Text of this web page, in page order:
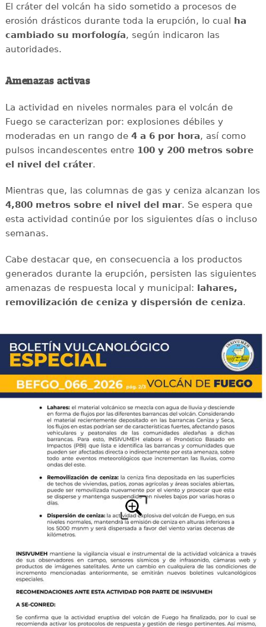
El cráter del volcán ha sido sometido a procesos de
erosión drásticos durante toda la erupción, lo cual ha
cambiado su morfología, según indicaron las
autoridades.
Amenazas activas
La actividad en niveles normales para el volcán de
Fuego se caracterizan por: explosiones débiles y
moderadas en un rango de 4 a 6 por hora, así como
pulsos incandescentes entre 100 y 200 metros sobre
el nivel del cráter.
Mientras que, las columnas de gas y ceniza alcanzan los
4,800 metros sobre el nivel del mar. Se espera que
esta actividad continúe por los siguientes días o incluso
semanas.
Cabe destacar que, en consecuencia a los productos
generados durante la erupción, persisten las siguientes
amenazas de respuesta local y municipal: lahares,
removilización de ceniza y dispersión de ceniza.